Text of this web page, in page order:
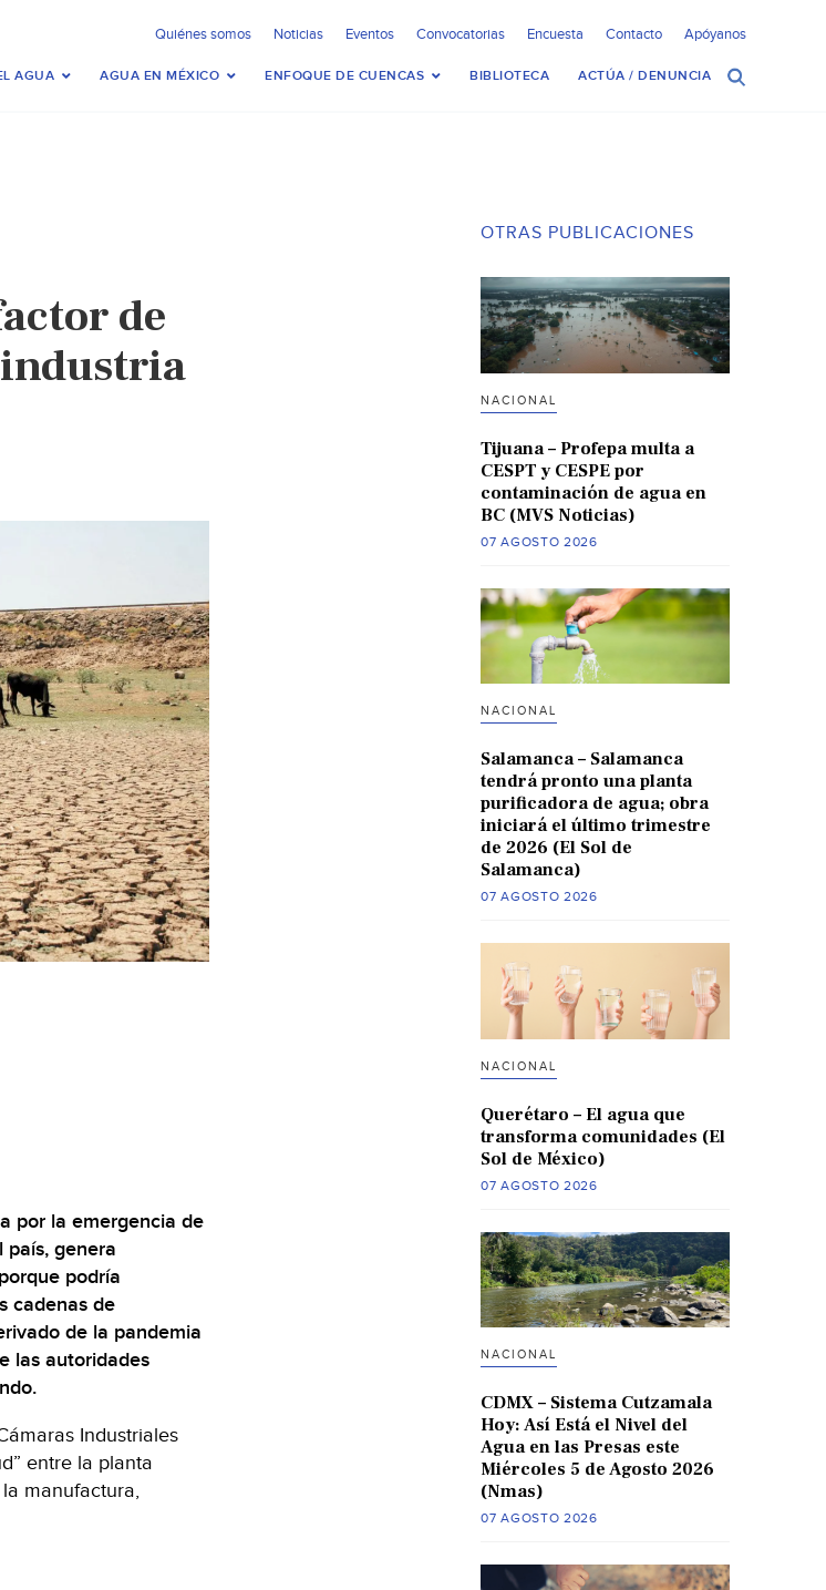
Quiénes somos Noticias Eventos Convocatorias Encuesta Contacto Apóyanos
AGUA AGUA EN MÉXICO ENFOQUE DE CUENCAS BIBLIOTECA ACTÚA / DENUNCIA
de
por la emergencia de
genera
podría
cadenas de
de la pandemia
las autoridades
Industriales
entre la planta
manufactura,
OTRAS PUBLICACIONES
NACIONAL
Tijuana – Profepa multa a
CESPT y CESPE por
contaminación de agua en
BC (MVS Noticias)
07 AGOSTO 2026
NACIONAL
Salamanca – Salamanca
tendrá pronto una planta
purificadora de agua; obra
iniciará el último trimestre
de 2026 (El Sol de
Salamanca)
07 AGOSTO 2026
NACIONAL
Querétaro – El agua que
transforma comunidades (El
Sol de México)
07 AGOSTO 2026
NACIONAL
CDMX – Sistema Cutzamala
Hoy: Así Está el Nivel del
Agua en las Presas este
Miércoles 5 de Agosto 2026
(Nmas)
07 AGOSTO 2026